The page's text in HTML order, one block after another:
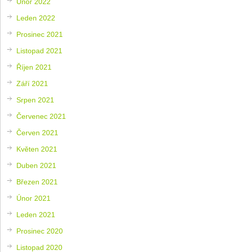
Leden 2022
Prosinec 2021
Listopad 2021
Říjen 2021
Září 2021
Srpen 2021
Červenec 2021
Červen 2021
Květen 2021
Duben 2021
Březen 2021
Únor 2021
Leden 2021
Prosinec 2020
Listopad 2020